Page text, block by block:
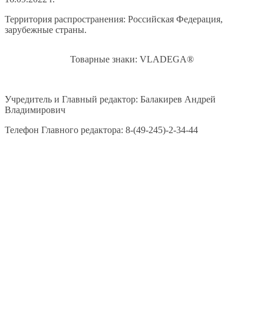
Территория распространения: Российская Федерация,
зарубежные страны.
Товарные знаки: VLADEGA®
Учредитель и Главный редактор: Балакирев Андрей
Владимирович
Телефон Главного редактора: 8-(49-245)-2-34-44